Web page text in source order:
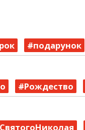
#подарунок
#Рождество